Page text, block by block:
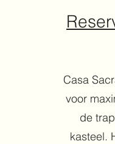
Casa
voor
de
kasteel.